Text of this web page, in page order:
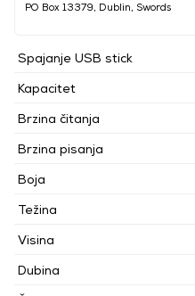
PO Box 13379, Dublin, Swords
Spajanje USB stick
Kapacitet
Brzina čitanja
Brzina pisanja
Boja
Težina
Visina
Dubina